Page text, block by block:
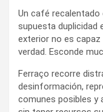
Un café
supuesta duplicidad
exterior no es
verdad. Esconde
Ferraço recorre
desinformación,
comunes posibles y